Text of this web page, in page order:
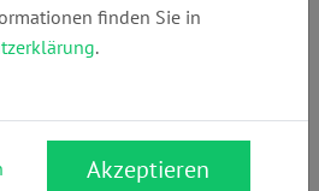
finden Sie in
.
Akzeptieren